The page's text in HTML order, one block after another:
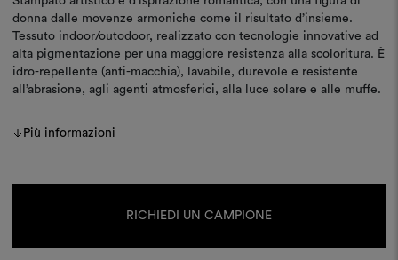
donna dalle movenze armoniche come il risultato d’insieme.
Tessuto indoor/outodoor, realizzato con tecnologie innovative ad
alta pigmentazione per una maggiore resistenza alla scoloritura. È
idro-repellente (anti-macchia), lavabile, durevole e resistente
all’abrasione, agli agenti atmosferici, alla luce solare e alle muffe.
Più informazioni
RICHIEDI UN CAMPIONE